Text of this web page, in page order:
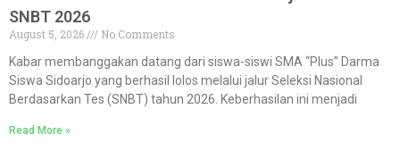
SNBT 2026
August 5, 2026
No Comments
Kabar membanggakan datang dari siswa-siswi SMA “Plus” Darma
Siswa Sidoarjo yang berhasil lolos melalui jalur Seleksi Nasional
Berdasarkan Tes (SNBT) tahun 2026. Keberhasilan ini menjadi
Read More »